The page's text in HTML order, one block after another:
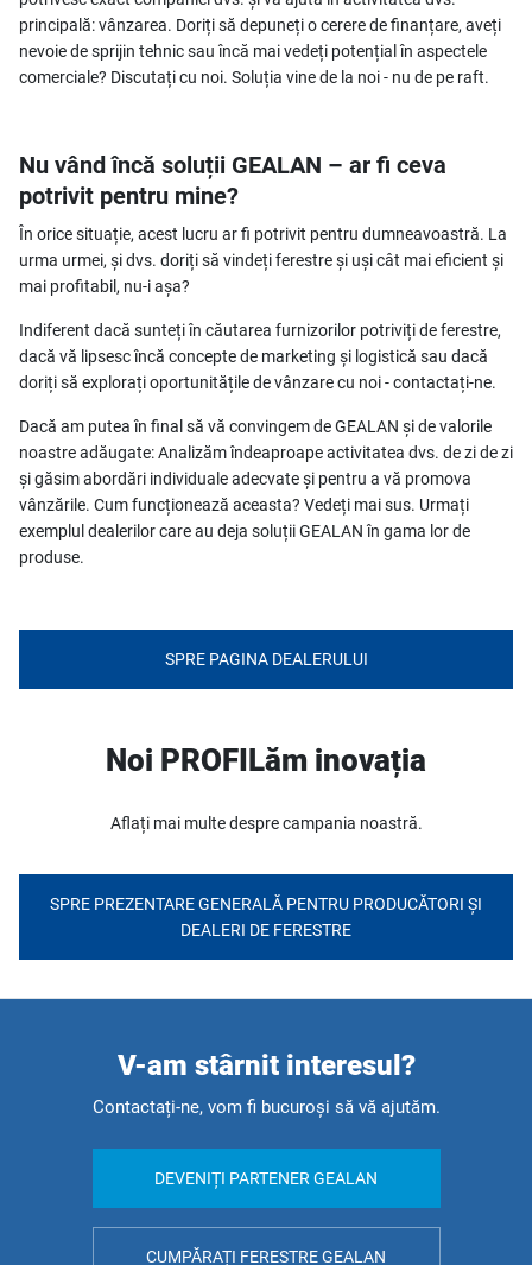
principală: vânzarea. Doriți să depuneți o cerere de finanțare, aveți
nevoie de sprijin tehnic sau încă mai vedeți potențial în aspectele
comerciale? Discutați cu noi. Soluția vine de la noi - nu de pe raft.
Nu vând încă soluții GEALAN – ar fi ceva
potrivit pentru mine?
În orice situație, acest lucru ar fi potrivit pentru dumneavoastră. La
urma urmei, și dvs. doriți să vindeți ferestre și uși cât mai eficient și
mai profitabil, nu-i așa?
Indiferent dacă sunteți în căutarea furnizorilor potriviți de ferestre,
dacă vă lipsesc încă concepte de marketing și logistică sau dacă
doriți să explorați oportunitățile de vânzare cu noi - contactați-ne.
Dacă am putea în final să vă convingem de GEALAN și de valorile
noastre adăugate: Analizăm îndeaproape activitatea dvs. de zi de zi
și găsim abordări individuale adecvate și pentru a vă promova
vânzările. Cum funcționează aceasta? Vedeți mai sus. Urmați
exemplul dealerilor care au deja soluții GEALAN în gama lor de
produse.
SPRE PAGINA DEALERULUI
Noi PROFILăm inovația
Aflați mai multe despre campania noastră.
SPRE PREZENTARE GENERALĂ PENTRU PRODUCĂTORI ȘI
DEALERI DE FERESTRE
V-am stârnit interesul?
Contactați-ne, vom fi bucuroși să vă ajutăm.
DEVENIȚI PARTENER GEALAN
CUMPĂRAȚI FERESTRE GEALAN